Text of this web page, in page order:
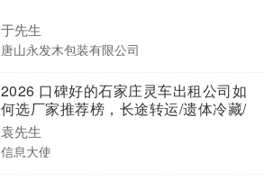
于先生
唐山永发木包装有限公司
2026 口碑好的石家庄灵车出租公司如
何选厂家推荐榜，长途转运/遗体冷藏/
一站式服务厂家选择指南
袁先生
信息大使